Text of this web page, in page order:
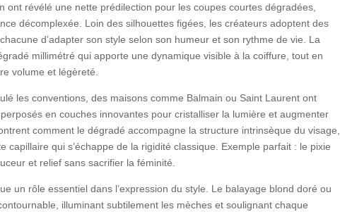
ont révélé une nette prédilection pour les coupes courtes dégradées,
décomplexée. Loin des silhouettes figées, les créateurs adoptent des
d’adapter son style selon son humeur et son rythme de vie. La
millimétré qui apporte une dynamique visible à la coiffure, tout en
volume et légèreté.
les conventions, des maisons comme Balmain ou Saint Laurent ont
en couches innovantes pour cristalliser la lumière et augmenter
comment le dégradé accompagne la structure intrinsèque du visage,
capillaire qui s’échappe de la rigidité classique. Exemple parfait : le pixie
et relief sans sacrifier la féminité.
un rôle essentiel dans l’expression du style. Le balayage blond doré ou
illuminant subtilement les mèches et soulignant chaque